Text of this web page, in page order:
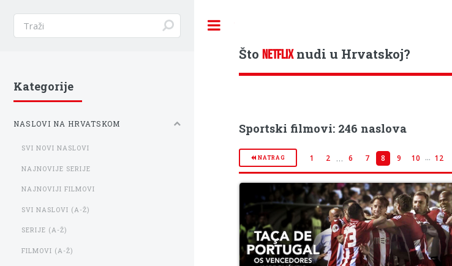
ŠtoNETFLIXnudi u Hrvatskoj?
Sportski filmovi: 246 naslova
NATRAG 1 2 … 6 7 8 9 10 ... 12
Kategorije
NASLOVI NA HRVATSKOM
SVI NOVI NASLOVI
NAJNOVIJE SERIJE
NAJNOVIJI FILMOVI
SVI NASLOVI (A-Ž)
SERIJE (A-Ž)
FILMOVI (A-Ž)
Toggle